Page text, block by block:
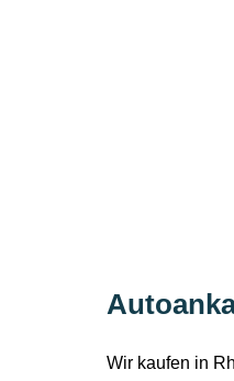
Wir kaufen in